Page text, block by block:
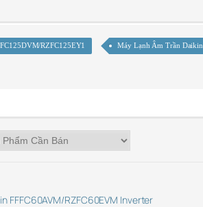
RZFC125EY1 Máy Lạnh Âm Trần Daikin
FFFC60AVM/RZFC60EVM Inverter